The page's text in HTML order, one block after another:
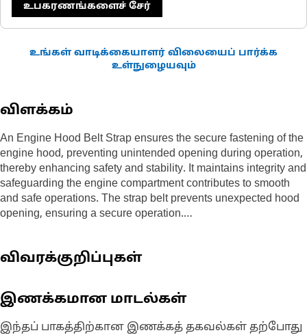
உபகரணங்களைச் சேர்
உங்கள் வாடிக்கையாளர் விலையைப் பார்க்க
உள்நுழையவும்
விளக்கம்
An Engine Hood Belt Strap ensures the secure fastening of the
engine hood, preventing unintended opening during operation,
thereby enhancing safety and stability. It maintains integrity and
safeguarding the engine compartment contributes to smooth
and safe operations. The strap belt prevents unexpected hood
opening, ensuring a secure operation.
• Resistant to corrosion and rust materials.
• Resistant to temperature fluctuations.
Applications:
விவரக்குறிப்புகள்
இணக்கமான மாடல்கள்
இந்தப் பாகத்திற்கான இணக்கத் தகவல்கள் தற்போது